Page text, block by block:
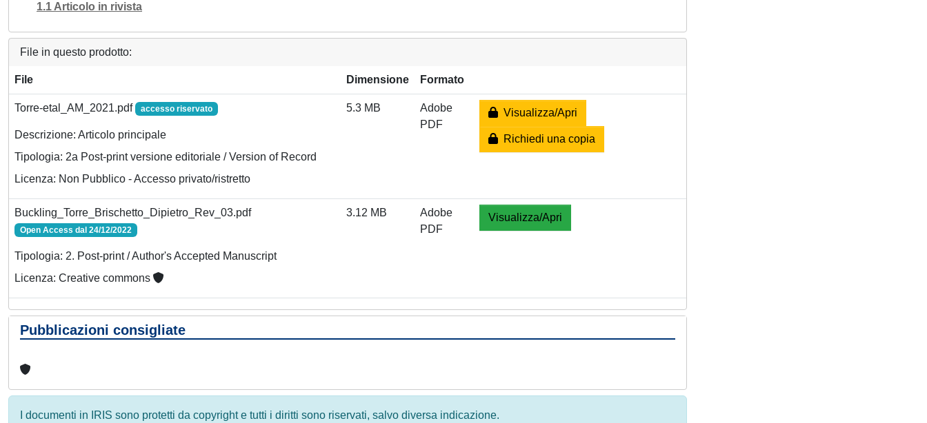
1.1 Articolo in rivista
File in questo prodotto:
File Dimensione Formato
Torre-etal_AM_2021.pdf accesso riservato
Descrizione: Articolo principale
Tipologia: 2a Post-print versione editoriale / Version of Record
Licenza: Non Pubblico - Accesso privato/ristretto
5.3 MB
Adobe
PDF
Visualizza/Apri
Richiedi una copia
Buckling_Torre_Brischetto_Dipietro_Rev_03.pdf
Open Access dal 24/12/2022
Tipologia: 2. Post-print / Author's Accepted Manuscript
Licenza: Creative commons
3.12 MB
Adobe
PDF
Visualizza/Apri
Pubblicazioni consigliate
I documenti in IRIS sono protetti da copyright e tutti i diritti sono riservati, salvo diversa indicazione.